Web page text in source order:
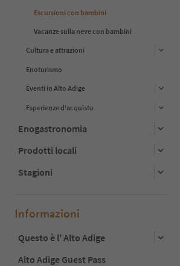
Escursioni con bambini
Vacanze sulla neve con bambini
Cultura e attrazioni
Enoturismo
Eventi in Alto Adige
Esperienze d'acquisto
Enogastronomia
Prodotti locali
Stagioni
Informazioni
Questo è l' Alto Adige
Alto Adige Guest Pass